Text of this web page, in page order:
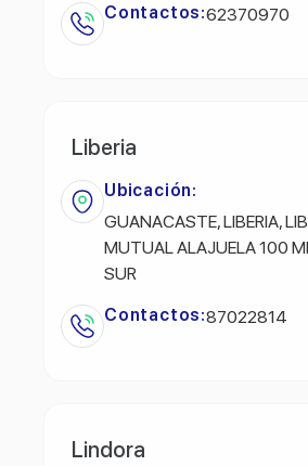
Contactos:62370970
Liberia
Ubicación:
GUANACASTE, LIBERIA,
MUTUAL ALAJUELA 100
SUR
Contactos:87022814
Lindora